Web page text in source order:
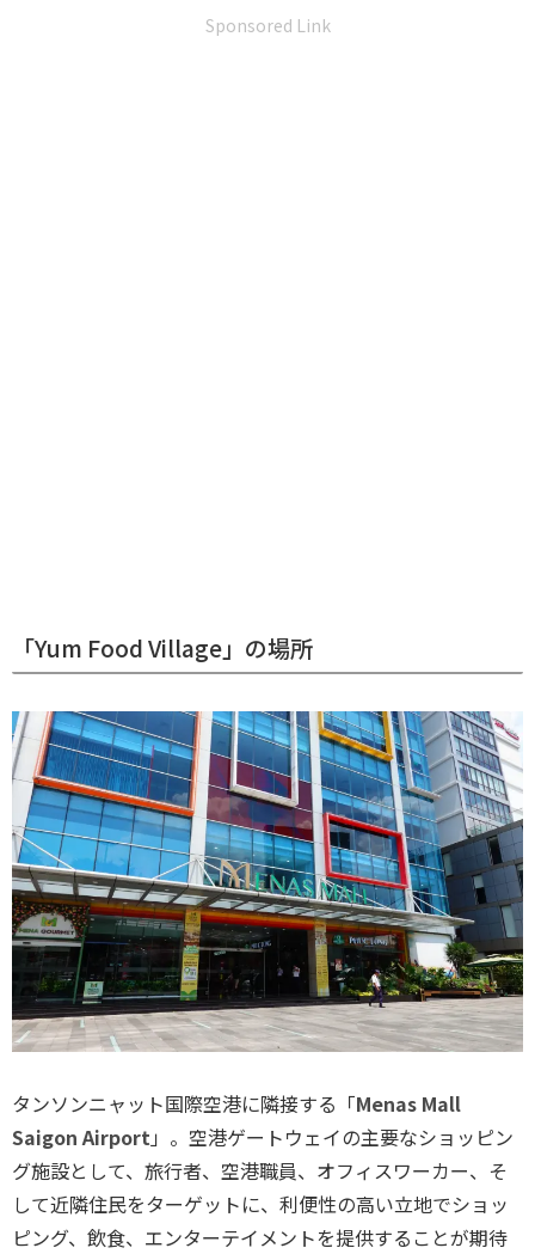
Sponsored Link
「Yum Food Village」の場所
タンソンニャット国際空港に隣接する「Menas Mall
Saigon Airport」。空港ゲートウェイの主要なショッピン
グ施設として、旅行者、空港職員、オフィスワーカー、そ
して近隣住民をターゲットに、利便性の高い立地でショッ
ピング、飲食、エンターテイメントを提供することが期待